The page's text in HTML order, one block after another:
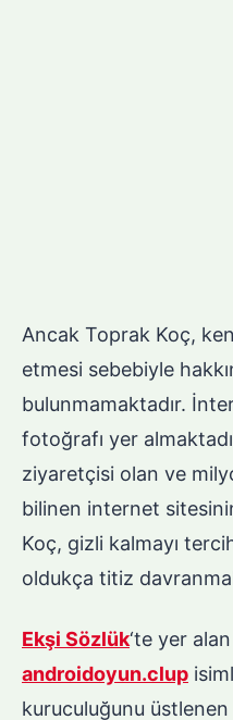
Ancak Toprak Koç,
etmesi sebebiyle
bulunmamaktadır.
fotoğrafı yer
ziyaretçisi olan ve
bilinen internet
Koç, gizli kalmayı
oldukça titiz
Ekşi Sözlük‘te yer
androidoyun.clup
kuruculuğunu